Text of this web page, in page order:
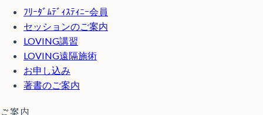
ﾌﾘｰﾀﾞﾑﾃﾞｨｽﾃｨﾆｰ会員
セッションのご案内
LOVING講習
LOVING遠隔施術
お申し込み
著書のご案内
ご案内